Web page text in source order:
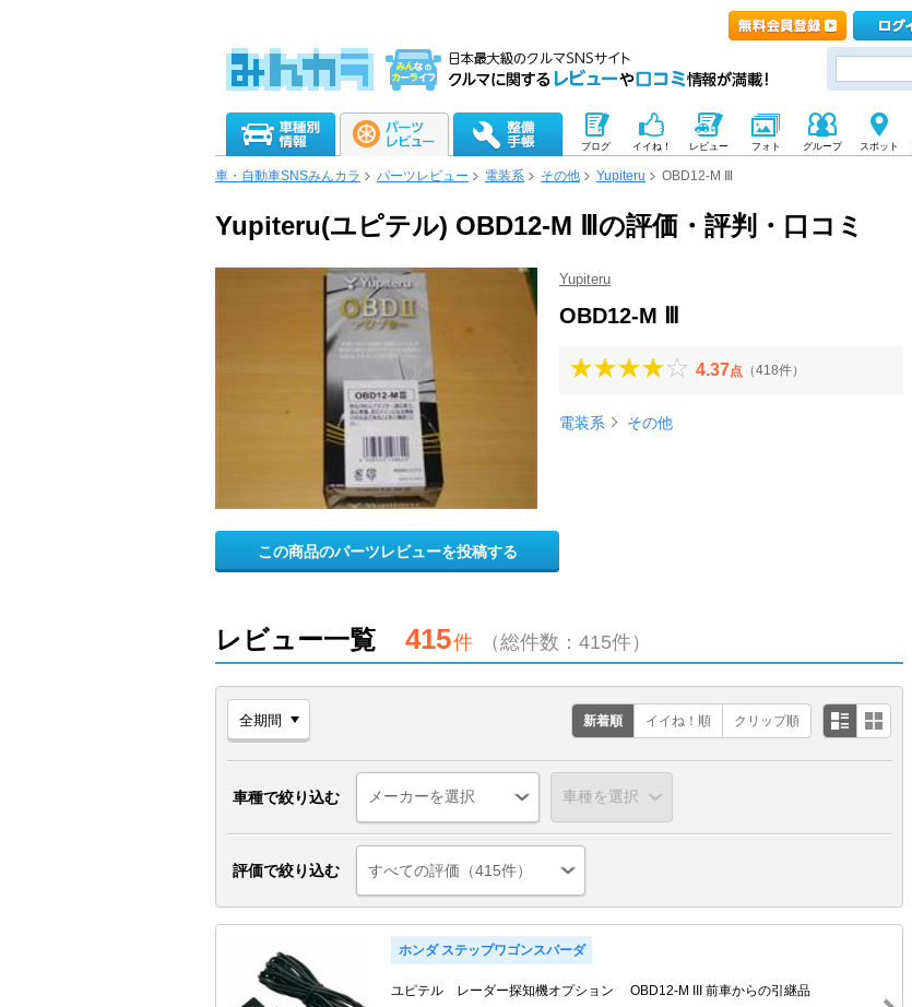
ブログ イイね！ レビュー フォト グループ スポット
車・自動車SNSみんカラ パーツレビュー 電装系 その他 Yupiteru OBD12-M Ⅲ
Yupiteru(ユピテル) OBD12-M Ⅲの評価・評判・口コミ
Yupiteru
OBD12-M Ⅲ
4.37点 （418件）
電装系 その他
この商品のパーツレビューを投稿する
レビュー一覧 415件 （総件数：415件）
新着順 イイね！順 クリップ順
車種で絞り込む
評価で絞り込む すべての評価（415件）
ホンダ ステップワゴンスパーダ
ユピテル レーダー探知機オプション OBD12-M III 前車からの引継品